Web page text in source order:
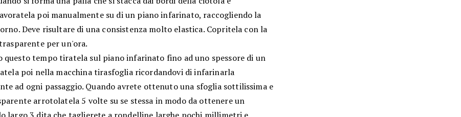
poi manualmente su di un piano infarinato, raccogliendo la
Deve risultare di una consistenza molto elastica. Copritela con la
per un'ora.
questo tempo tiratela sul piano infarinato fino ad uno spessore di un
poi nella macchina tirasfoglia ricordandovi di infarinarla
ad ogni passaggio. Quando avrete ottenuto una sfoglia sottilissima e
arrotolatela 5 volte su se stessa in modo da ottenere un